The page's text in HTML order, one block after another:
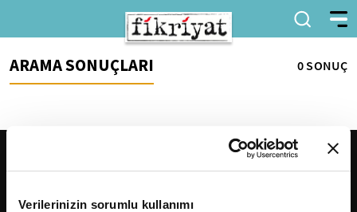
Verilerinizin sorumlu kullanımı
ARAMA SONUÇLARI 0 SONUÇ